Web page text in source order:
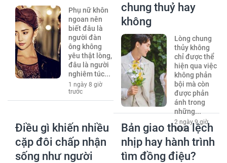
Phụ nữ khôn
ngoan nên
biết đâu là
người đàn
ông không
yêu thật lòng,
đâu là người
nghiêm túc...
1 ngày 8 giờ
trước
chung thuỷ hay
không
Lòng chung
thủy không
chỉ được thể
hiện qua việc
không phản
bội mà còn
được phản
ánh trong
những...
2 ngày 9 giờ
trước
Điều gì khiến nhiều
cặp đôi chấp nhận
sống như người
Bản giao thoa lệch
nhịp hay hành trình
tìm đồng điệu?